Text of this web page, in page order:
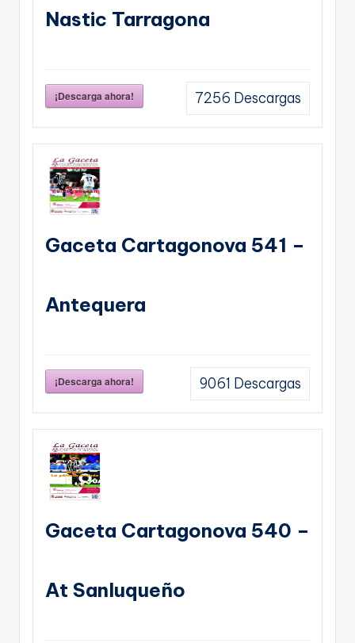
Nastic Tarragona
¡Descarga ahora! 7256 Descargas
Gaceta Cartagonova 541 –
Antequera
¡Descarga ahora! 9061 Descargas
Gaceta Cartagonova 540 –
At Sanluqueño